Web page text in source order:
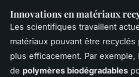
Innovations en matériaux
Les scientifiques travaillent
matériaux pouvant être
plus efficacement. Par
de polymères biodégradables